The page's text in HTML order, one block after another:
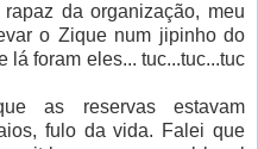
da organização, meu
o Zique num jipinho do
lá foram eles... tuc...tuc...tuc
as reservas estavam
fulo da vida. Falei que